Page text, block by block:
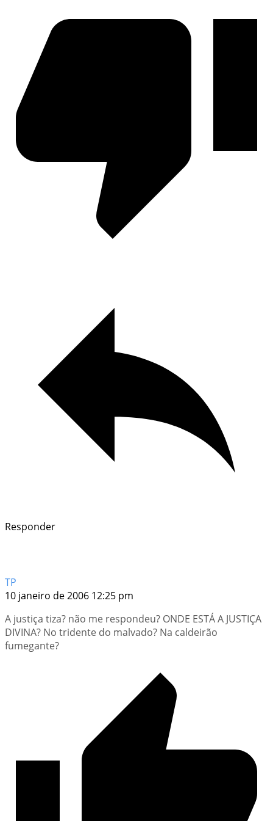
Responder
TP
10 janeiro de 2006 12:25 pm
A justiça tiza? não me respondeu? ONDE ESTÁ A JUSTIÇA
DIVINA? No tridente do malvado? Na caldeirão
fumegante?